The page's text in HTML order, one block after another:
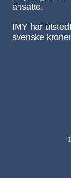
ansatte.
IMY har
svenske